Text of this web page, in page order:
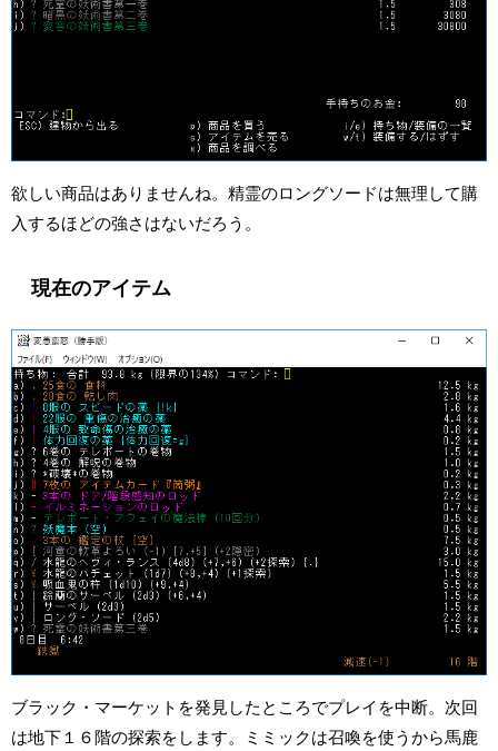
欲しい商品はありませんね。精霊のロングソードは無理して購
入するほどの強さはないだろう。
現在のアイテム
ブラック・マーケットを発見したところでプレイを中断。次回
は地下１６階の探索をします。ミミックは召喚を使うから馬鹿